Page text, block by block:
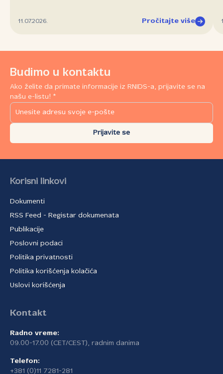
11.07.2026. Pročitajte više
Budimo u kontaktu
Ako želite da primate informacije iz RNIDS-a, prijavite se na
našu e-listu! *
Prijavite se
Korisni linkovi
Dokumenti
RSS Feed - Registar dokumenata
Publikacije
Poslovni podaci
Politika privatnosti
Politika korišćenja kolačića
Uslovi korišćenja
Kontakt
Radno vreme:
09.00-17.00 (CET/CEST), radnim danima
Telefon:
+381 (0)11 7281-281